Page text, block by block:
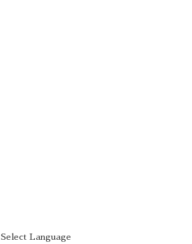
Select Language